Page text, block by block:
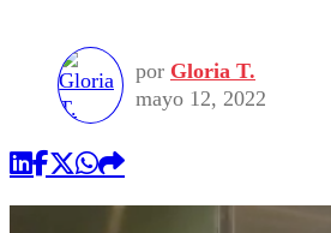
Universidad Católica
Universidad de Chile
Política
Sustentabilidad
Comercial
por Gloria T.
mayo 12, 2022